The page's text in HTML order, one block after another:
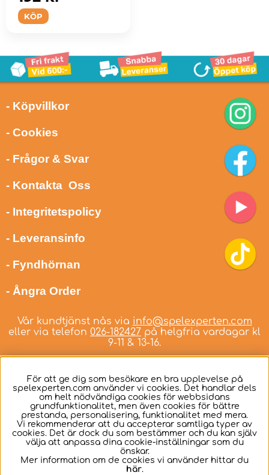
KÖP
- Köpvillkor
- Cookies
- Frågor & Svar
- Kontakta Oss
- Integritetspolicy
- Leveransinfo
- Fyndhörnan
- Ångra Order
Vår kundtjänst nås via info@spelexperten.com
eller via telefon 026-182427 på helgfria vardagar kl
9-11 & 13-16.
Svenska
För att ge dig som besökare en bra upplevelse på
spelexperten.com använder vi cookies. Det handlar dels
om helt nödvändiga cookies för webbsidans
grundfunktionalitet, men även cookies för bättre
prestanda, personalisering, funktionalitet med mera.
Vi rekommenderar att du accepterar samtliga typer av
cookies. Det är dock du som bestämmer och du kan själv
välja att anpassa dina cookie-inställningar som du
önskar.
Mer information om de cookies vi använder hittar du
här.